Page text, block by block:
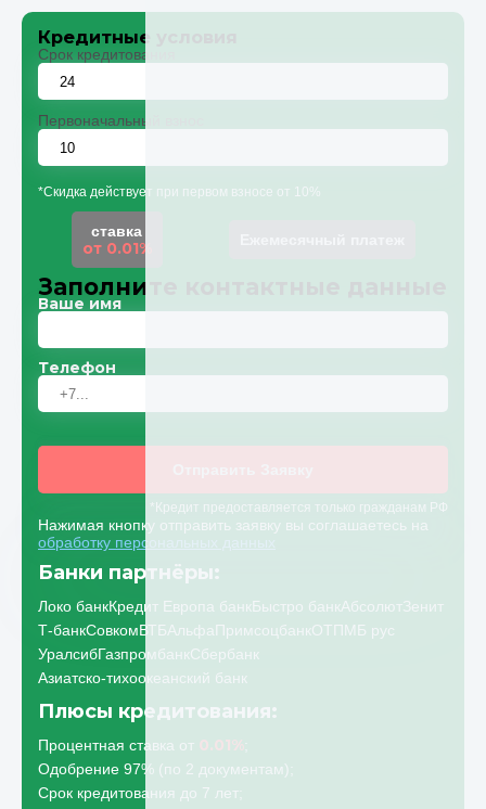
Кредитные условия
Срок кредитования
Первоначальный взнос
*Скидка действует при первом взносе от 10%
ставка
от 0.01%
Заполните контактные данные
Ваше имя
Телефон
*Кредит предоставляется только гражданам РФ
Нажимая кнопку отправить заявку вы соглашаетесь на
обработку персональных данных
Банки партнёры:
Локо банкКредит Европа банкБыстро банкАбсолютЗенит
Т-банкСовкомВТБАльфаПримсоцбанкОТПМБ рус
УралсибГазпромбанкСбербанк
Азиатско-тихоокеанский банк
Плюсы кредитования:
Процентная ставка от 0.01%
Одобрение 97% (по 2 документам);
Срок кредитования до 7 лет;